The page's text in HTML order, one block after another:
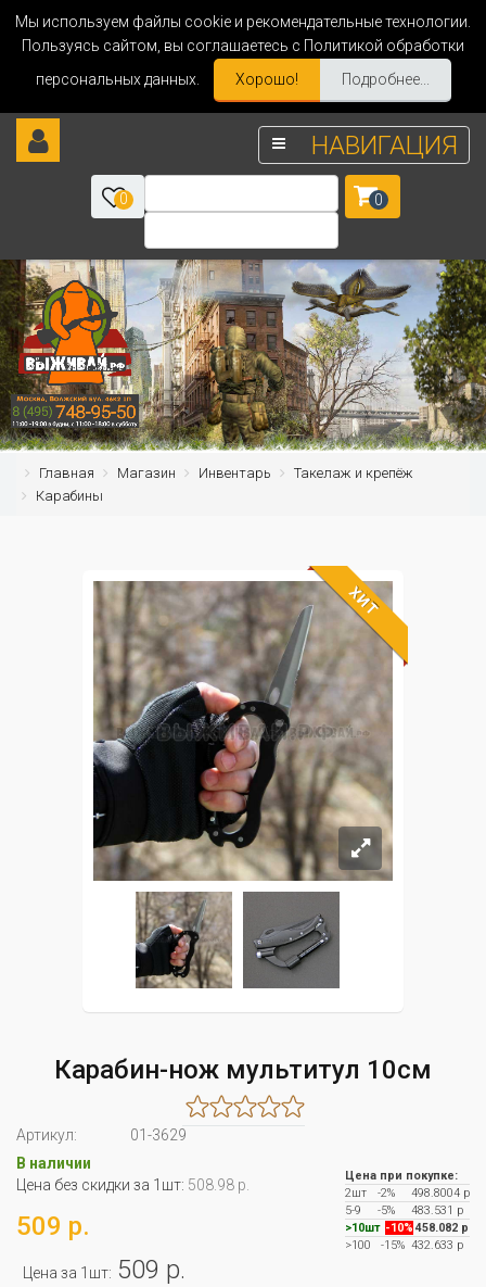
Мы используем файлы cookie и рекомендательные технологии.
Пользуясь сайтом, вы соглашаетесь с Политикой обработки
персональных данных.
Хорошо! Подробнее...
НАВИГАЦИЯ
0 0
Главная Магазин Инвентарь
Такелаж и крепёж
Карабины
ХИТ
Карабин-нож мультитул 10см
Артикул:
01-3629
В наличии
Цена без скидки за 1шт: 508.98 р.
509 р.
Цена за 1шт: 509 р.
Цена при покупке:
2шт
-2%
498.8004 р
5-9
-5%
483.531 р
>10шт -10% 458.082 р
>100
-15% 432.633 р